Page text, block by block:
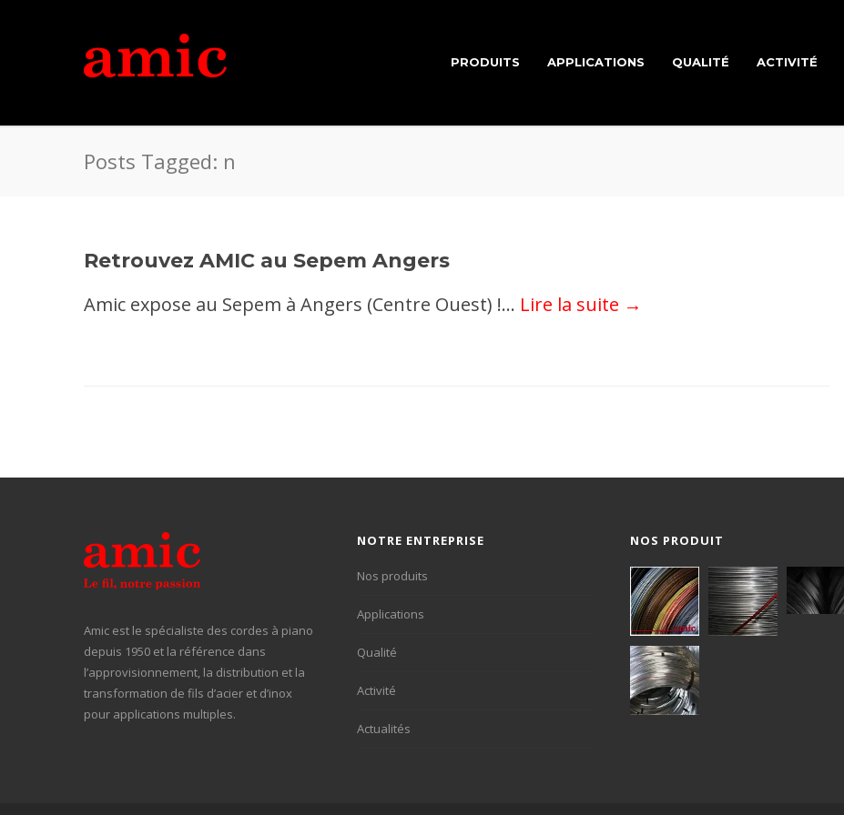
PRODUITS APPLICATIONS QUALITÉ ACTIVITÉ
Posts Tagged: n
Retrouvez AMIC au Sepem Angers
Amic expose au Sepem à Angers (Centre Ouest) !... Lire la suite →
Amic est le spécialiste des cordes à piano
depuis 1950 et la référence dans
l’approvisionnement, la distribution et la
transformation de fils d’acier et d’inox
pour applications multiples.
NOTRE ENTREPRISE
Nos produits
Applications
Qualité
Activité
Actualités
NOS PRODUIT